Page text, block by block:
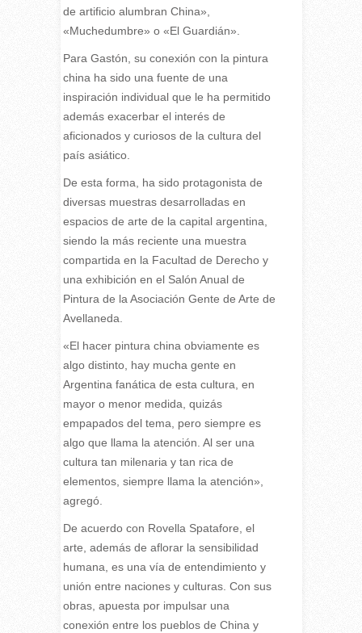
de artificio alumbran China»,
«Muchedumbre» o «El Guardián».
Para Gastón, su conexión con la pintura
china ha sido una fuente de una
inspiración individual que le ha permitido
además exacerbar el interés de
aficionados y curiosos de la cultura del
país asiático.
De esta forma, ha sido protagonista de
diversas muestras desarrolladas en
espacios de arte de la capital argentina,
siendo la más reciente una muestra
compartida en la Facultad de Derecho y
una exhibición en el Salón Anual de
Pintura de la Asociación Gente de Arte de
Avellaneda.
«El hacer pintura china obviamente es
algo distinto, hay mucha gente en
Argentina fanática de esta cultura, en
mayor o menor medida, quizás
empapados del tema, pero siempre es
algo que llama la atención. Al ser una
cultura tan milenaria y tan rica de
elementos, siempre llama la atención»,
agregó.
De acuerdo con Rovella Spatafore, el
arte, además de aflorar la sensibilidad
humana, es una vía de entendimiento y
unión entre naciones y culturas. Con sus
obras, apuesta por impulsar una
conexión entre los pueblos de China y